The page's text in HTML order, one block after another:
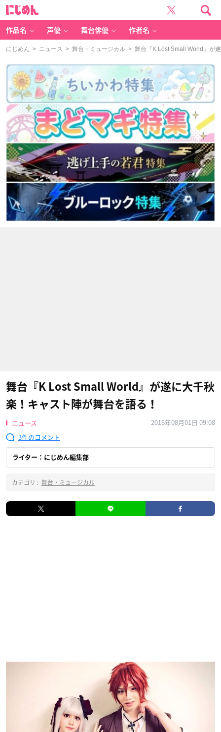
作品名 声優 舞台俳優 作者名
にじめん > ニュース > 舞台・ミュージカル > 舞台『K Lost Small World​』が
舞台『K Lost Small World​』が遂に大千秋
楽！キャスト陣が舞台を語る！
ニュース
2016年08月01日 09:08
3
ライター：にじめん編集部
カテゴリ : 舞台・ミュージカル